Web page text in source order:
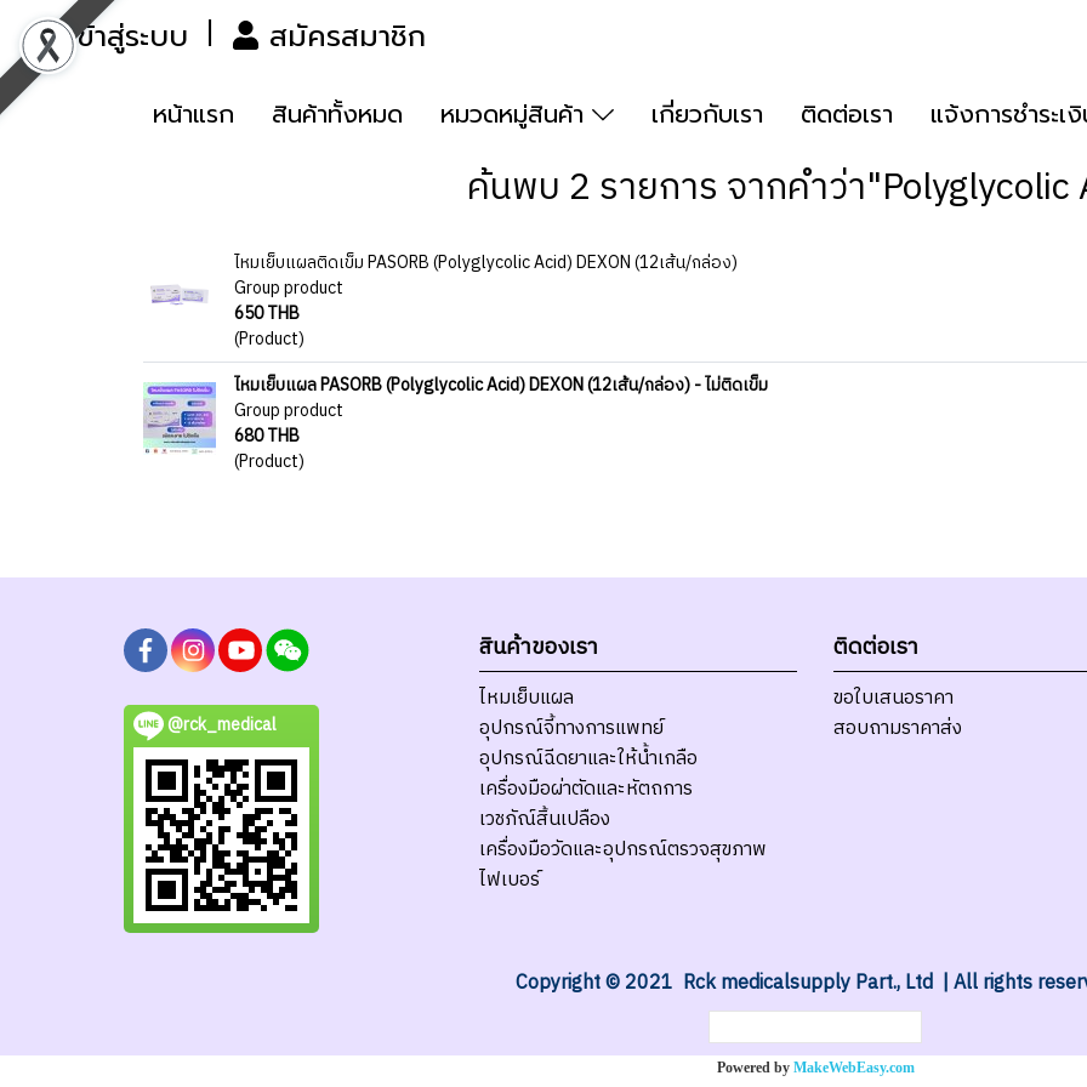
เข้าสู่ระบบ สมัครสมาชิก
หน้าแรก สินค้าทั้งหมด หมวดหมู่สินค้า เกี่ยวกับเรา ติดต่อเรา แจ้งการชำระเ
ค้นพบ 2 รายการ จากคำว่า"Polyglycolic
ไหมเย็บแผลติดเข็ม PASORB (Polyglycolic Acid) DEXON (12เส้น/กล่อง)
Group product
650 THB
(Product)
ไหมเย็บแผล PASORB (Polyglycolic Acid) DEXON (12เส้น/กล่อง) - ไม่ติดเข็ม
Group product
680 THB
(Product)
@rck_medical
สินค้าของเรา
ไหมเย็บแผล
อุปกรณ์จี้ทางการแพทย์
อุปกรณ์ฉีดยาและให้น้ำเกลือ
เครื่องมือผ่าตัดและหัตถการ
เวชภัณ์สิ้นเปลือง
เครื่องมือวัดและอุปกรณ์ตรวจสุขภาพ
ไฟเบอร์
ติดต่อเรา
ขอใบเสนอราคา
สอบถามราคาส่ง
Copyright © 2021 Rck medicalsupply Part., Ltd | All rights
Powered by MakeWebEasy.com